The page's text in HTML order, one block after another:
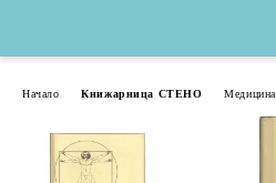
Начало Книжарница СТЕНО Медицина